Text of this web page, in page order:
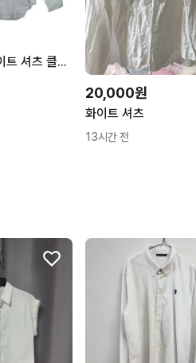
FINAMORE 화이트 셔츠 클래식 베이직 남방 빈티지 출근룩 [M] 코튼 100%
20,000원
화이트 셔츠
13시간 전